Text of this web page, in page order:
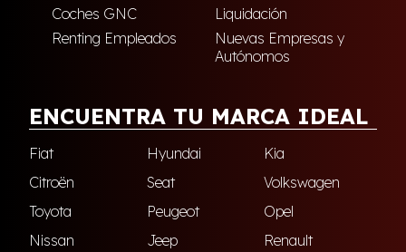
Coches GNC
Liquidación
Renting Empleados
Nuevas Empresas y
Autónomos
ENCUENTRA TU MARCA IDEAL
Fiat Hyundai
Kia
Citroën
Seat
Volkswagen
Toyota
Peugeot
Opel
Nissan
Jeep
Renault